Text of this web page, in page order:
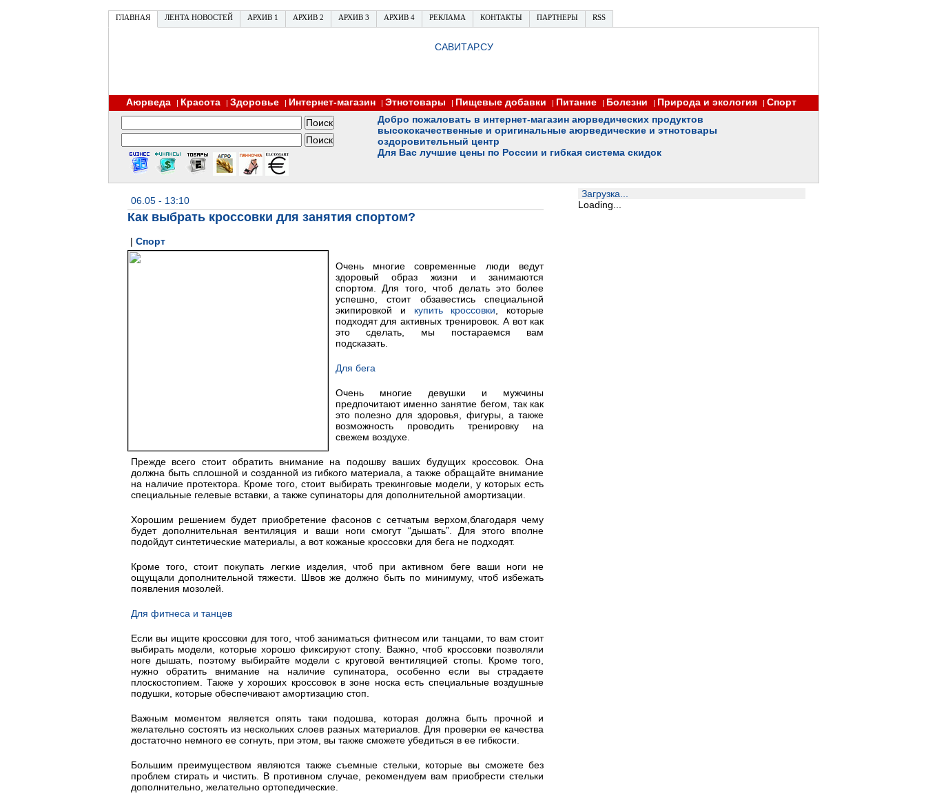
ГЛАВНАЯ ЛЕНТА НОВОСТЕЙ АРХИВ 1 АРХИВ 2 АРХИВ 3 АРХИВ 4 РЕКЛАМА КОНТАКТЫ ПАРТНЕРЫ RSS
САВИТАР.СУ
Аюрведа | Красота | Здоровье | Интернет-магазин | Этнотовары | Пищевые добавки | Питание | Болезни | Природа и экология | Спорт
Добро пожаловать в интернет-магазин аюрведических продуктов
высококачественные и оригинальные аюрведические и этнотовары
оздоровительный центр
Для Вас лучшие цены по России и гибкая система скидок
06.05 - 13:10
Как выбрать кроссовки для занятия спортом?
| Спорт
Очень многие современные люди ведут
здоровый образ жизни и занимаются
спортом. Для того, чтоб делать это более
успешно, стоит обзавестись специальной
экипировкой и купить кроссовки , которые
подходят для активных тренировок. А вот как
это сделать, мы постараемся вам
подсказать.
Для бега
Очень многие девушки и мужчины
предпочитают именно занятие бегом, так как
это полезно для здоровья, фигуры, а также
возможность проводить тренировку на
свежем воздухе.
Прежде всего стоит обратить внимание на подошву ваших будущих кроссовок. Она
должна быть сплошной и созданной из гибкого материала, а также обращайте внимание
на наличие протектора. Кроме того, стоит выбирать трекинговые модели, у которых есть
специальные гелевые вставки, а также супинаторы для дополнительной амортизации.
Хорошим решением будет приобретение фасонов с сетчатым верхом,благодаря чему
будет дополнительная вентиляция и ваши ноги смогут “дышать”. Для этого вполне
подойдут синтетические материалы, а вот кожаные кроссовки для бега не подходят.
Кроме того, стоит покупать легкие изделия, чтоб при активном беге ваши ноги не
ощущали дополнительной тяжести. Швов же должно быть по минимуму, чтоб избежать
появления мозолей.
Для фитнеса и танцев
Если вы ищите кроссовки для того, чтоб заниматься фитнесом или танцами, то вам стоит
выбирать модели, которые хорошо фиксируют стопу. Важно, чтоб кроссовки позволяли
ноге дышать, поэтому выбирайте модели с круговой вентиляцией стопы. Кроме того,
нужно обратить внимание на наличие супинатора, особенно если вы страдаете
плоскостопием. Также у хороших кроссовок в зоне носка есть специальные воздушные
подушки, которые обеспечивают амортизацию стоп.
Важным моментом является опять таки подошва, которая должна быть прочной и
желательно состоять из нескольких слоев разных материалов. Для проверки ее качества
достаточно немного ее согнуть, при этом, вы также сможете убедиться в ее гибкости.
Большим преимуществом являются также съемные стельки, которые вы сможете без
проблем стирать и чистить. В противном случае, рекомендуем вам приобрести стельки
дополнительно, желательно ортопедические.
Загрузка...
Loading...